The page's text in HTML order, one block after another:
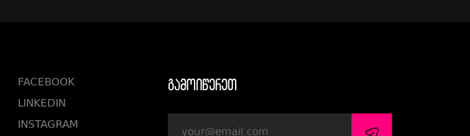
FACEBOOK
LINKEDIN
INSTAGRAM
გამოიწერეთ